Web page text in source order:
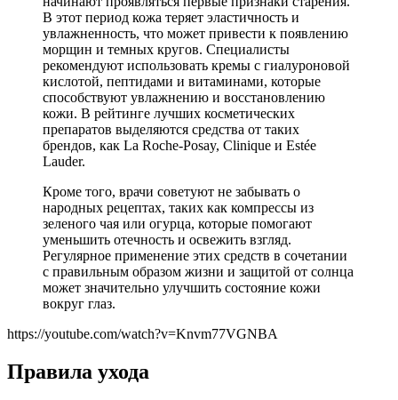
В этот период кожа теряет эластичность и
увлажненность, что может привести к появлению
морщин и темных кругов. Специалисты
рекомендуют использовать кремы с гиалуроновой
кислотой, пептидами и витаминами, которые
способствуют увлажнению и восстановлению
кожи. В рейтинге лучших косметических
препаратов выделяются средства от таких
брендов, как La Roche-Posay, Clinique и Estée
Lauder.
Кроме того, врачи советуют не забывать о
народных рецептах, таких как компрессы из
зеленого чая или огурца, которые помогают
уменьшить отечность и освежить взгляд.
Регулярное применение этих средств в сочетании
с правильным образом жизни и защитой от солнца
может значительно улучшить состояние кожи
вокруг глаз.
https://youtube.com/watch?v=Knvm77VGNBA
Правила ухода